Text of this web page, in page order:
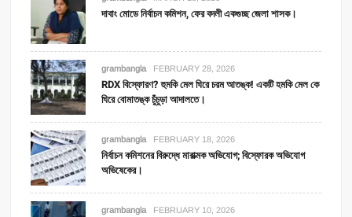
দাবাং মোডে নির্বাচন কমিশন, ফের বদলী একগুচ্ছ জেলা শাসক।
grambangla FEBRUARY 28, 2026
RDX বিস্ফোরণ? হুমকি মেল ঘিরে চরম আতঙ্ক! একটি হমকি মেল কে
ঘিরে বোমাতঙ্ক চুঁচুড়া আদালতে।
grambangla FEBRUARY 18, 2026
নির্বাচন কমিশনের বিরুদ্ধে মারাত্মক অভিযোগ; বিস্ফোরক অভিযোগ
অভিষেকের।
grambangla FEBRUARY 10, 2026